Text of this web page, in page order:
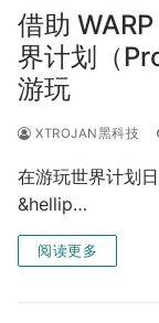
借助
界计划（
游玩
XTROJAN黑科技
在游玩世界计划
&hellip…
阅读更多